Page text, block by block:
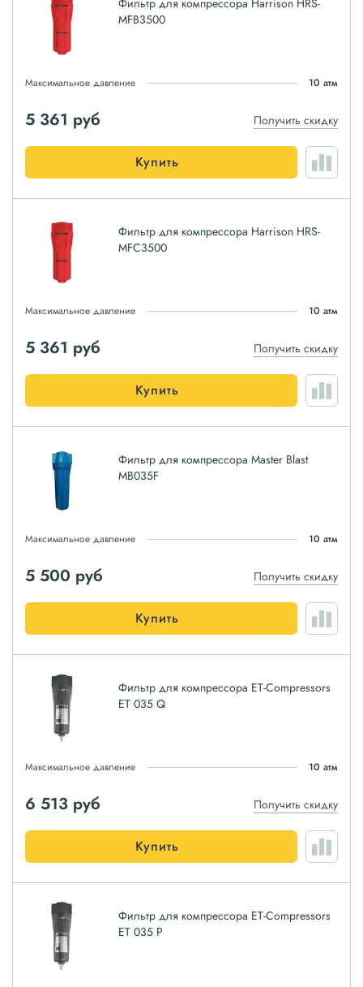
Фильтр для компрессора Harrison HRS-
MFB3500
Максимальное давление 10 атм
5 361 руб Получить скидку
Купить
Фильтр для компрессора Harrison HRS-
MFC3500
Максимальное давление 10 атм
5 361 руб Получить скидку
Купить
Фильтр для компрессора Master Blast
MB035F
Максимальное давление 10 атм
5 500 руб Получить скидку
Купить
Фильтр для компрессора ET-Compressors
ET 035 Q
Максимальное давление 10 атм
6 513 руб Получить скидку
Купить
Фильтр для компрессора ET-Compressors
ET 035 P